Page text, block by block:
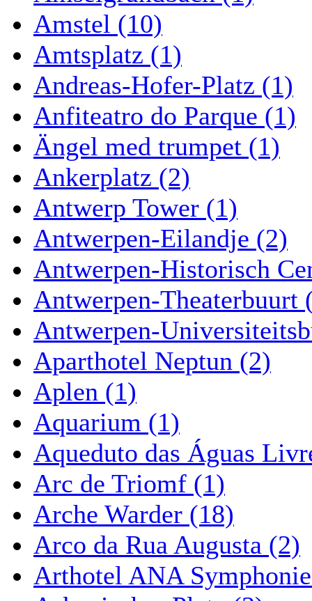
Amstel (10)
Amtsplatz (1)
Andreas-Hofer-Platz (1)
Anfiteatro do Parque (1)
Ängel med trumpet (1)
Ankerplatz (2)
Antwerp Tower (1)
Antwerpen-Eilandje (2)
Antwerpen-Historisch
Antwerpen-Theaterbuurt
Antwerpen-
Aparthotel Neptun (2)
Aplen (1)
Aquarium (1)
Aqueduto das Águas
Arc de Triomf (1)
Arche Warder (18)
Arco da Rua Augusta (2)
Arthotel ANA